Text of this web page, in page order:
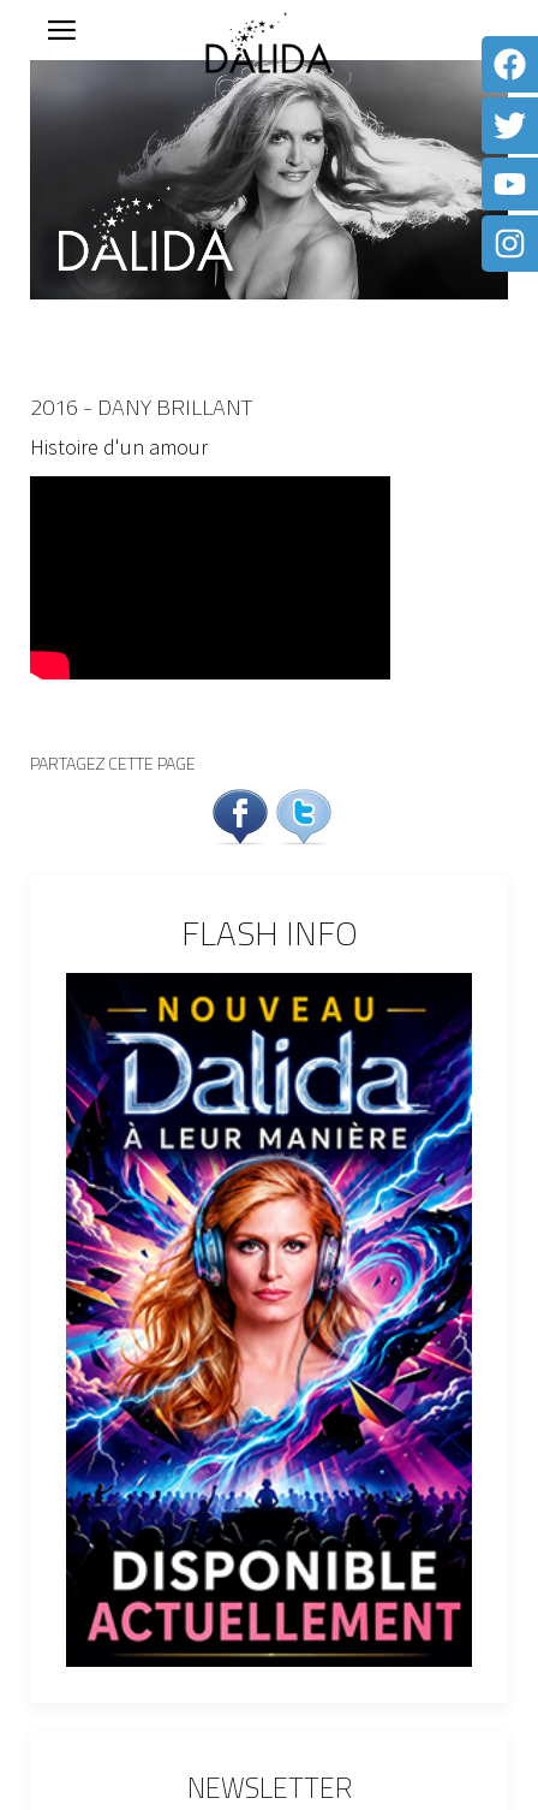
2016 - DANY BRILLANT
Histoire d'un amour
PARTAGEZ CETTE PAGE
FLASH INFO
NEWSLETTER